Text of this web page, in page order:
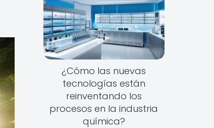
¿Cómo las nuevas
tecnologías están
reinventando los
procesos en la industria
química?